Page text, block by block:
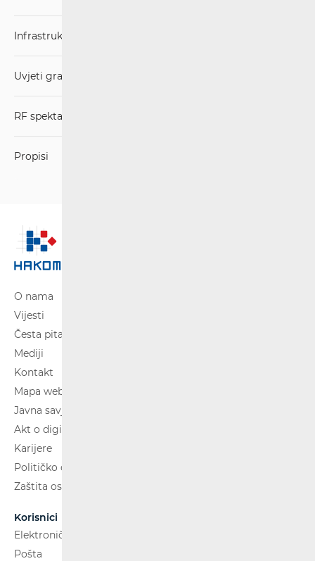
Infrastruktura
Uvjeti gradnje
RF spektar
Propisi
O nama
Vijesti
Česta pitanja
Mediji
Kontakt
Mapa weba
Javna savjetovanja
Akt o digitalnim uslugama
Karijere
Političko oglašavanje
Zaštita osobnih podataka
Korisnici
Elektroničke komunikacije
Pošta